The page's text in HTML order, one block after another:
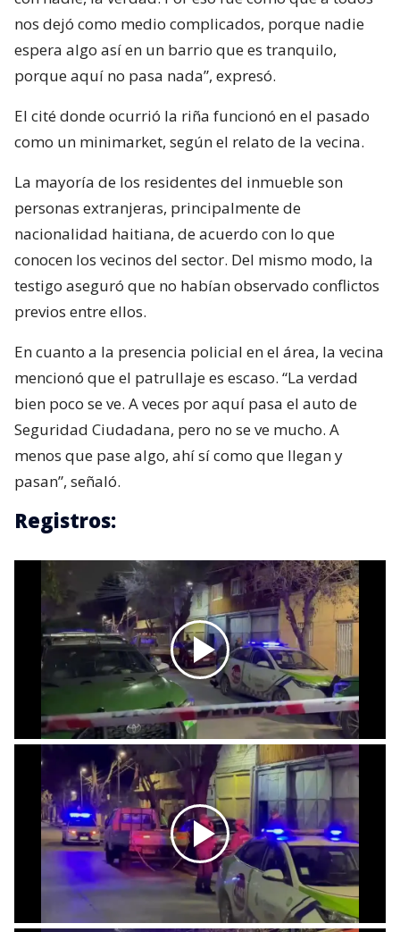
nos dejó como medio complicados, porque nadie
espera algo así en un barrio que es tranquilo,
porque aquí no pasa nada”, expresó.
El cité donde ocurrió la riña funcionó en el pasado
como un minimarket, según el relato de la vecina.
La mayoría de los residentes del inmueble son
personas extranjeras, principalmente de
nacionalidad haitiana, de acuerdo con lo que
conocen los vecinos del sector. Del mismo modo, la
testigo aseguró que no habían observado conflictos
previos entre ellos.
En cuanto a la presencia policial en el área, la vecina
mencionó que el patrullaje es escaso. “La verdad
bien poco se ve. A veces por aquí pasa el auto de
Seguridad Ciudadana, pero no se ve mucho. A
menos que pase algo, ahí sí como que llegan y
pasan”, señaló.
Registros: